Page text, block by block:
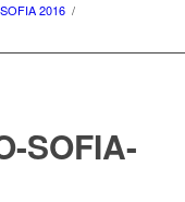
2016 /
SOFIA-